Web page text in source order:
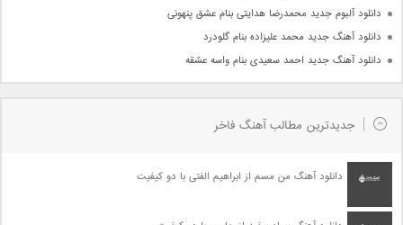
دانلود آلبوم جدید محمدرضا هدایتی بنام عشق پنهونی
دانلود آهنگ جدید محمد علیزاده بنام گلودرد
دانلود آهنگ جدید احمد سعیدی بنام واسه عشقه
جدیدترین مطالب آهنگ فاخر
دانلود آهنگ من مسم از ابراهیم الفتی با دو کیفیت